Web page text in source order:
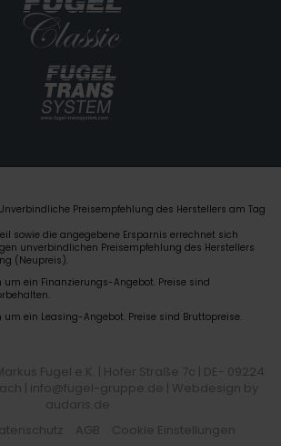
Preisempfehlung des Herstellers am Tag
sowie die angegebene Ersparnis errechnet sich
unverbindlichen Preisempfehlung des Herstellers
(Neupreis).
um ein Finanzierungs-Angebot. Preise sind
ein Leasing-Angebot. Preise sind Bruttopreise.
Fugel e.K. | Hofer Straße 7c | DE- 09224
| info@fugel-gruppe.de | Webdesign by
audaris.de
AGB Cookie Einstellungen